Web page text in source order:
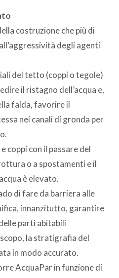
costruzione che più di
degli agenti
del tetto (coppi o tegole)
il ristagno dell’acqua e,
falda, favorire il
nei canali di gronda per
coppi con il passare del
o a spostamenti e il
è elevato.
di fare da barriera alle
innanzitutto, garantire
parti abitabili
la stratigrafia del
in modo accurato.
AcquaPar in funzione di